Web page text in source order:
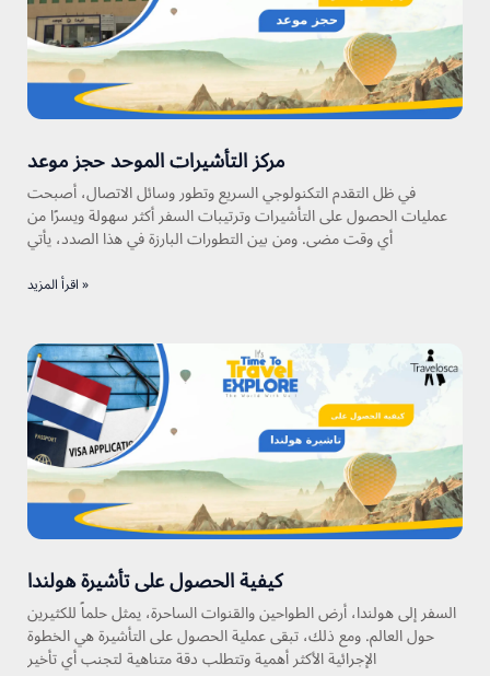
مركز التأشيرات الموحد حجز موعد
في ظل التقدم التكنولوجي السريع وتطور وسائل الاتصال، أصبحت
عمليات الحصول على التأشيرات وترتيبات السفر أكثر سهولة ويسرًا من
أي وقت مضى. ومن بين التطورات البارزة في هذا الصدد، يأتي
اقرأ المزيد »
كيفية الحصول على تأشيرة هولندا
السفر إلى هولندا، أرض الطواحين والقنوات الساحرة، يمثل حلماً للكثيرين
حول العالم. ومع ذلك، تبقى عملية الحصول على التأشيرة هي الخطوة
الإجرائية الأكثر أهمية وتتطلب دقة متناهية لتجنب أي تأخير